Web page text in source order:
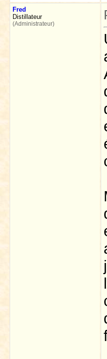
Fred
Distillateur
(Administrateur)